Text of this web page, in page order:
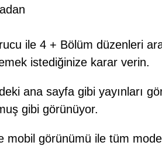
ile 4 + Bölüm düzenleri
istediğinize karar verin.
ana sayfa gibi yayınları
gibi görünüyor.
mobil görünümü ile tüm